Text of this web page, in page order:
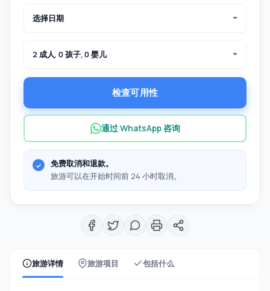
旅游详情 旅游项目 包括什么
选择日期
2 成人, 0 孩子, 0 婴儿
检查可用性
通过 WhatsApp 咨询
免费取消和退款。
旅游可以在开始时间前 24 小时取消。